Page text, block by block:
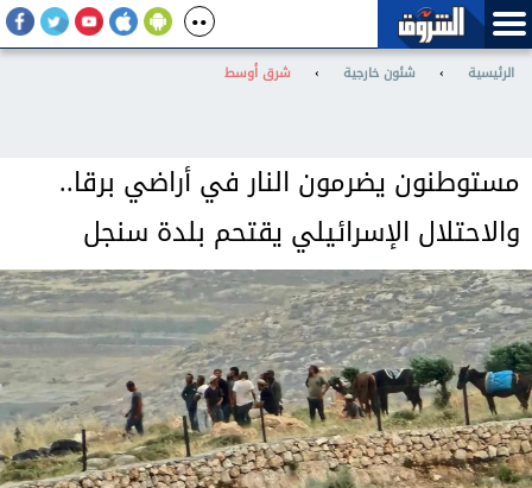
الرئيسية › شئون خارجية › شرق أوسط
مستوطنون يضرمون النار في أراضي برقا..
والاحتلال الإسرائيلي يقتحم بلدة سنجل